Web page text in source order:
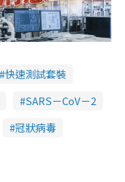
快速測試套裝
SARS－CoV－2
冠狀病毒